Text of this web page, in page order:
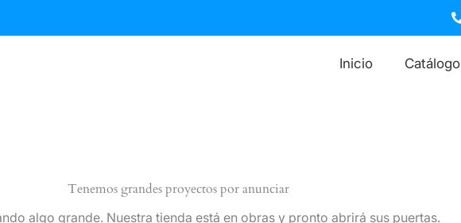
Inicio Catálogo
Tenemos grandes proyectos por anunciar
algo grande. Nuestra tienda está en obras y pronto abrirá sus puertas.